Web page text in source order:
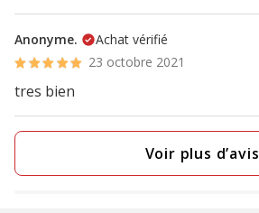
Anonyme.
Achat vérifié
23 octobre 2021
tres bien
Voir plus d’avis